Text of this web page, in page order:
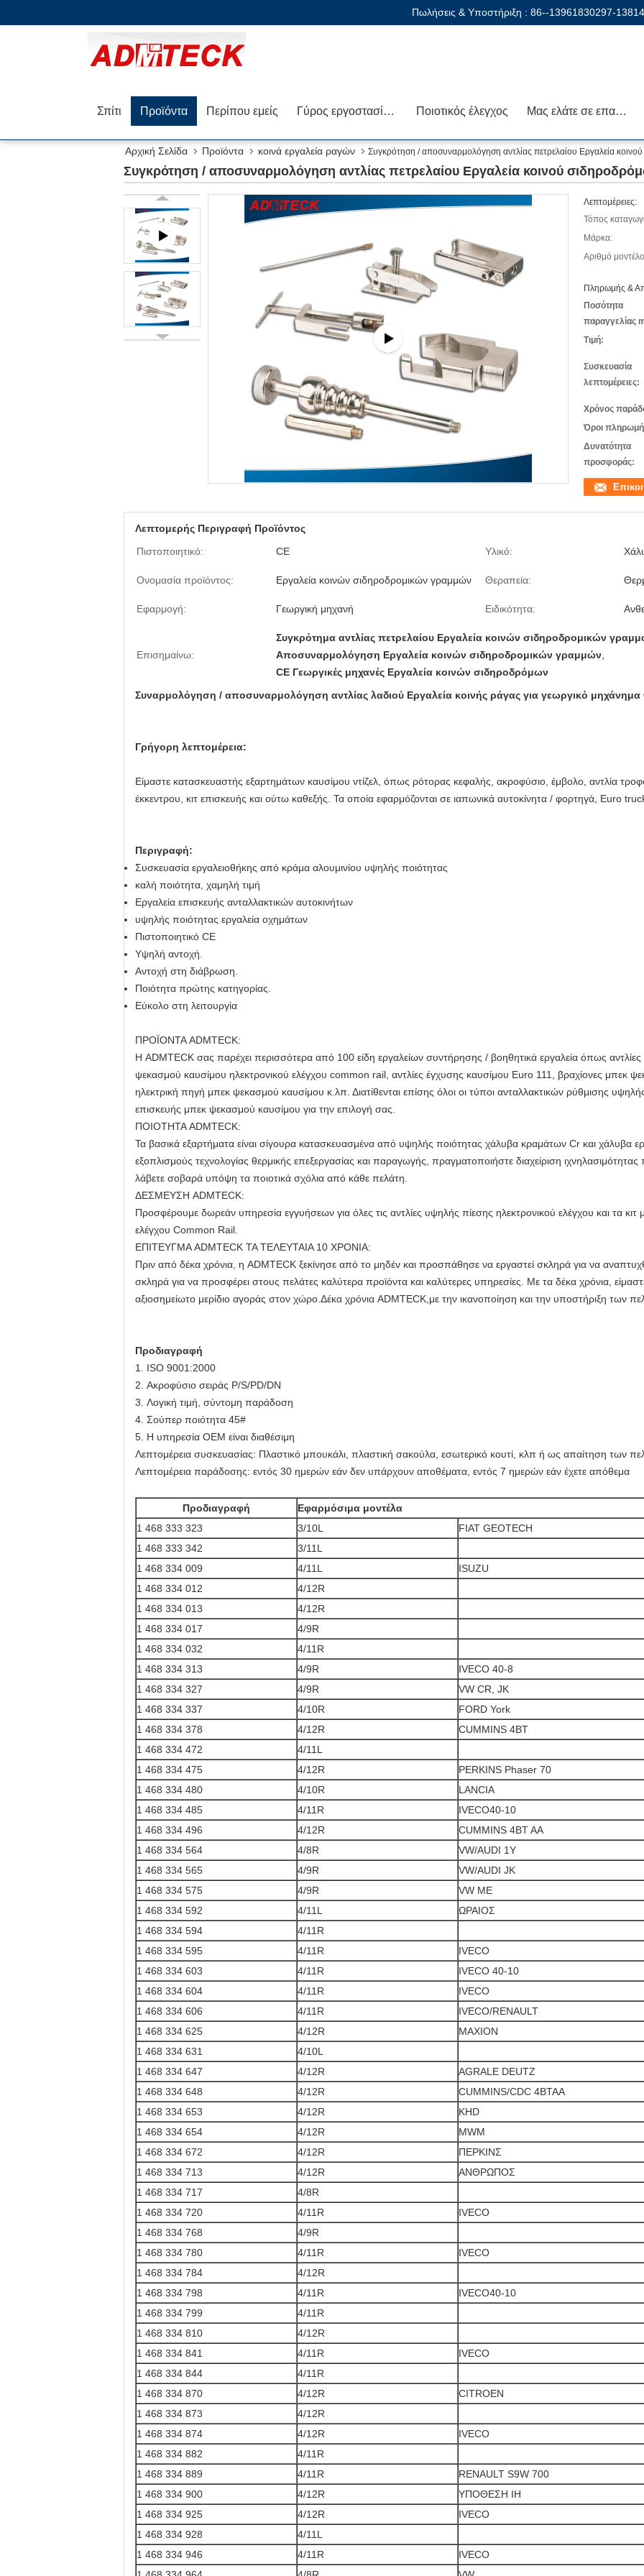
Πωλήσεις & Υποστήριξη : 86--13961830297-
Σπίτι Προϊόντα Περίπου εμείς Γύρος εργοστασίων Ποιοτικός έλεγχος Μας ελάτε σε επαφή με
Αρχική Σελίδα Προϊόντα κοινά εργαλεία ραγών Συγκρότηση / αποσυναρμολόγηση αντλίας πετρελαίου Εργαλεία
Συγκρότηση / αποσυναρμολόγηση αντλίας πετρελαίου Εργαλεία κοινού
Λεπτομέρειες:
Τόπος
Μάρκα:
Αριθμό
Πληρωμής &
Ποσότητα
παραγγελίας
Τιμή:
Συσκευασία
λεπτομέρειες:
Χρόνος
Όροι
Δυνατότητα
προσφοράς:
Λεπτομερής Περιγραφή Προϊόντος
Πιστοποιητικό:
CE Υλικό:
Ονομασία προϊόντος: Εργαλεία κοινών σιδηροδρομικών γραμμών Θεραπεία:
Εφαρμογή: Γεωργική μηχανή Ειδικότητα:
Επισημαίνω:
Συγκρότημα αντλίας πετρελαίου Εργαλεία κοινών σιδηροδρομικών
Αποσυναρμολόγηση Εργαλεία κοινών σιδηροδρομικών γραμμών
CE Γεωργικές μηχανές Εργαλεία κοινών σιδηροδρόμων
Συναρμολόγηση / αποσυναρμολόγηση αντλίας λαδιού Εργαλεία κοινής ράγας για γεωργικό μηχάνημα
Γρήγορη λεπτομέρεια:
Είμαστε κατασκευαστής εξαρτημάτων καυσίμου ντίζελ, όπως ρότορας κεφαλής, ακροφύσιο, έμβολο, αντλία
έκκεντρου, κιτ επισκευής και ούτω καθεξής. Τα οποία εφαρμόζονται σε ιαπωνικά αυτοκίνητα / φορτηγά, Euro
Περιγραφή:
Συσκευασία εργαλειοθήκης από κράμα αλουμινίου υψηλής ποιότητας
καλή ποιότητα, χαμηλή τιμή
Εργαλεία επισκευής ανταλλακτικών αυτοκινήτων
υψηλής ποιότητας εργαλεία οχημάτων
Πιστοποιητικό CE
Υψηλή αντοχή.
Αντοχή στη διάβρωση.
Ποιότητα πρώτης κατηγορίας.
Εύκολο στη λειτουργία
ΠΡΟΪΟΝΤΑ ADMTECK:
Η ADMTECK σας παρέχει περισσότερα από 100 είδη εργαλείων συντήρησης / βοηθητικά εργαλεία όπως
ψεκασμού καυσίμου ηλεκτρονικού ελέγχου common rail, αντλίες έγχυσης καυσίμου Euro 111, βραχίονες μπεκ
ηλεκτρική πηγή μπεκ ψεκασμού καυσίμου κ.λπ. Διατίθενται επίσης όλοι οι τύποι ανταλλακτικών ρύθμισης
επισκευής μπεκ ψεκασμού καυσίμου για την επιλογή σας.
ΠΟΙΟΤΗΤΑ ADMTECK:
Τα βασικά εξαρτήματα είναι σίγουρα κατασκευασμένα από υψηλής ποιότητας χάλυβα κραμάτων Cr και χάλυβα
εξοπλισμούς τεχνολογίας θερμικής επεξεργασίας και παραγωγής, πραγματοποιήστε διαχείριση
λάβετε σοβαρά υπόψη τα ποιοτικά σχόλια από κάθε πελάτη.
ΔΕΣΜΕΥΣΗ ADMTECK:
Προσφέρουμε δωρεάν υπηρεσία εγγυήσεων για όλες τις αντλίες υψηλής πίεσης ηλεκτρονικού ελέγχου και τα
ελέγχου Common Rail.
ΕΠΙΤΕΥΓΜΑ ADMTECK ΤΑ ΤΕΛΕΥΤΑΙΑ 10 ΧΡΟΝΙΑ:
Πριν από δέκα χρόνια, η ADMTECK ξεκίνησε από το μηδέν και προσπάθησε να εργαστεί σκληρά για να
σκληρά για να προσφέρει στους πελάτες καλύτερα προϊόντα και καλύτερες υπηρεσίες. Με τα δέκα χρόνια,
αξιοσημείωτο μερίδιο αγοράς στον χώρο.Δέκα χρόνια ADMTECK,με την ικανοποίηση και την υποστήριξη των
Προδιαγραφή
1. ISO 9001:2000
2. Ακροφύσιο σειράς P/S/PD/DN
3. Λογική τιμή, σύντομη παράδοση
4. Σούπερ ποιότητα 45#
5. Η υπηρεσία OEM είναι διαθέσιμη
Λεπτομέρεια συσκευασίας: Πλαστικό μπουκάλι, πλαστική σακούλα, εσωτερικό κουτί, κλπ ή ως απαίτηση των
Λεπτομέρεια παράδοσης: εντός 30 ημερών εάν δεν υπάρχουν αποθέματα, εντός 7 ημερών εάν έχετε απόθεμα
Προδιαγραφή
Εφαρμόσιμα μοντέλα
1 468 333 323
3/10L
FIAT GEOTECH
1 468 333 342
3/11L
1 468 334 009
4/11L
ISUZU
1 468 334 012
4/12R
1 468 334 013
4/12R
1 468 334 017
4/9R
1 468 334 032
4/11R
1 468 334 313
4/9R
IVECO 40-8
1 468 334 327
4/9R
VW CR, JK
1 468 334 337
4/10R
FORD York
1 468 334 378
4/12R
CUMMINS 4BT
1 468 334 472
4/11L
1 468 334 475
4/12R
PERKINS Phaser 70
1 468 334 480
4/10R
LANCIA
1 468 334 485
4/11R
IVECO40-10
1 468 334 496
4/12R
CUMMINS 4BT AA
1 468 334 564
4/8R
VW/AUDI 1Y
1 468 334 565
4/9R
VW/AUDI JK
1 468 334 575
4/9R
VW ME
1 468 334 592
4/11L
ΩΡΑΙΟΣ
1 468 334 594
4/11R
1 468 334 595
4/11R
IVECO
1 468 334 603
4/11R
IVECO 40-10
1 468 334 604
4/11R
IVECO
1 468 334 606
4/11R
IVECO/RENAULT
1 468 334 625
4/12R
MAXION
1 468 334 631
4/10L
1 468 334 647
4/12R
AGRALE DEUTZ
1 468 334 648
4/12R
CUMMINS/CDC 4BTAA
1 468 334 653
4/12R
KHD
1 468 334 654
4/12R
MWM
1 468 334 672
4/12R
ΠΕΡΚΙΝΣ
1 468 334 713
4/12R
ΑΝΘΡΩΠΟΣ
1 468 334 717
4/8R
1 468 334 720
4/11R
IVECO
1 468 334 768
4/9R
1 468 334 780
4/11R
IVECO
1 468 334 784
4/12R
1 468 334 798
4/11R
IVECO40-10
1 468 334 799
4/11R
1 468 334 810
4/12R
1 468 334 841
4/11R
IVECO
1 468 334 844
4/11R
1 468 334 870
4/12R
CITROEN
1 468 334 873
4/12R
1 468 334 874
4/12R
IVECO
1 468 334 882
4/11R
1 468 334 889
4/11R
RENAULT S9W 700
1 468 334 900
4/12R
ΥΠΟΘΕΣΗ IH
1 468 334 925
4/12R
IVECO
1 468 334 928
4/11L
1 468 334 946
4/11R
IVECO